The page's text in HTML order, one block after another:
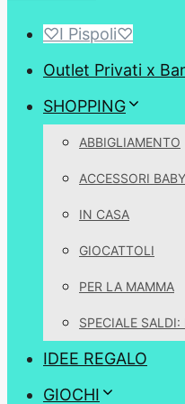
♡I Pispoli♡
Outlet Privati x
SHOPPING
ABBIGLIAMENTO
ACCESSORI BABY
IN CASA
GIOCATTOLI
PER LA MAMMA
SPECIALE
IDEE REGALO
GIOCHI